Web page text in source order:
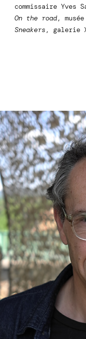
commissaire Yves
On the road,
Sneakers , galerie